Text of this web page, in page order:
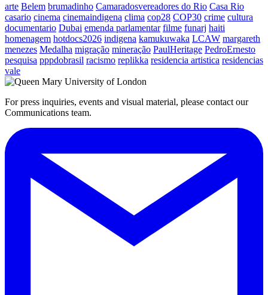
arte Belem brumadinho Camaradosvereadores do Rio Casa Rio
casario cinema cinemaindigena clima cop28 COP30 crime cultura
documentario Dubai emenda parlamentar filme funarj haiti
homenagem hotdocs2026 indigena kamukuwaka LCAW margareth
menezes Medalha migração mineração PaulHeritage PedroErnesto
pesquisa pppdobrasil racismo replikka residencia artistica residencias
vale
For press inquiries, events and visual material, please contact our
Communications team.